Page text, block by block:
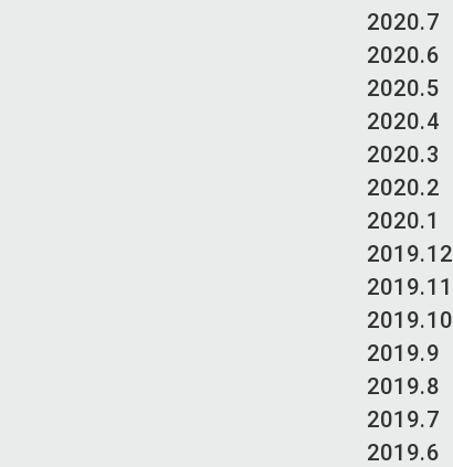
2020.7
2020.6
2020.5
2020.4
2020.3
2020.2
2020.1
2019.12
2019.11
2019.10
2019.9
2019.8
2019.7
2019.6